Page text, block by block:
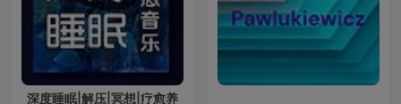
深度睡眠|解压|冥想|疗愈养